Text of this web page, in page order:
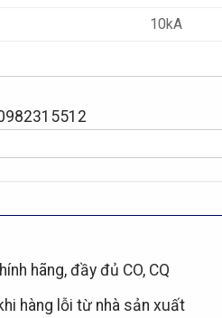
10kA
hãng, đầy đủ CO, CQ
hàng lỗi từ nhà sản xuất